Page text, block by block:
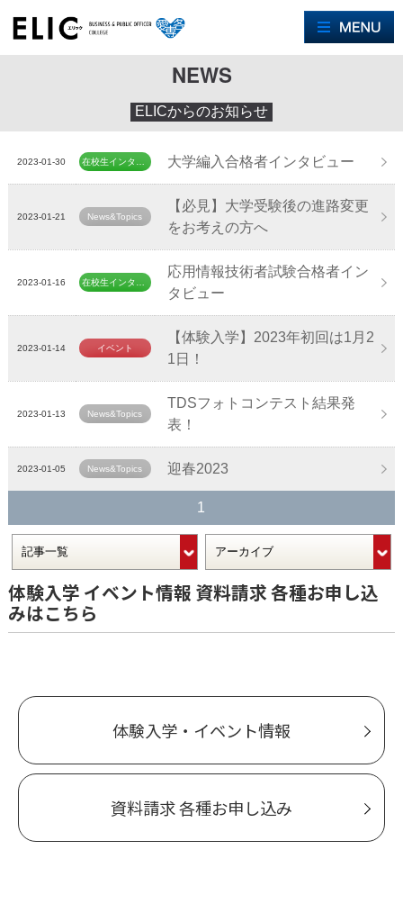
NEWS
ELICからのお知らせ
2023-01-30 大学編入合格者インタビュー
2023-01-21 News&Topics
【必見】大学受験後の進路変更
をお考えの方へ
2023-01-16
応用情報技術者試験合格者イン
タビュー
2023-01-14 イベント
【体験入学】2023年初回は1月2
1日！
2023-01-13 News&Topics
TDSフォトコンテスト結果発
表！
2023-01-05 News&Topics 迎春2023
1
体験入学 イベント情報 資料請求 各種お申し込
みはこちら
体験入学・イベント情報
資料請求 各種お申し込み